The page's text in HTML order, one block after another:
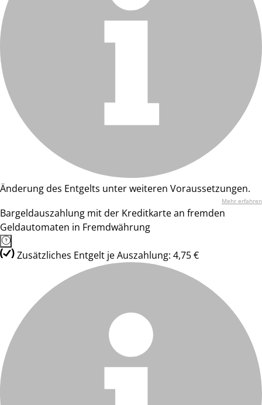
Änderung des Entgelts unter weiteren Voraussetzungen.
Mehr erfahren
Bargeldauszahlung mit der Kreditkarte an fremden
Geldautomaten in Fremdwährung
Zusätzliches Entgelt je Auszahlung: 4,75 €